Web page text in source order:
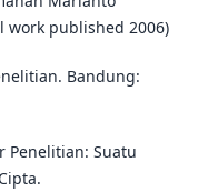
work published 2006)
Bandung:
Penelitian: Suatu